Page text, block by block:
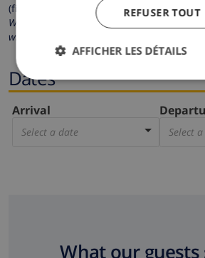
(fields marked with * are mandatory )
We respect your privacy. Your personal
with others.
Dates
Arrival
Select a date Select
What our guests
REFUSER TOUT
AFFICHER LES DÉTAILS